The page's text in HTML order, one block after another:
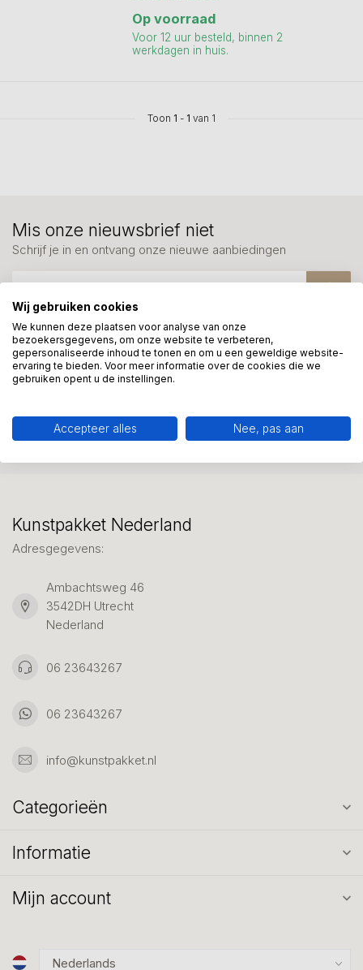
Op voorraad
Voor 12 uur besteld, binnen 2
werkdagen in huis.
Toon 1 - 1 van 1
Meer informatie?
We helpen graag met uw keuze of geven advies, bel of app
ons 7 dagen per week: 06-23643267
Mis onze nieuwsbrief niet
Schrijf je in en ontvang onze nieuwe aanbiedingen
Kunstpakket Nederland
Adresgegevens:
Ambachtsweg 46
3542DH Utrecht
Nederland
06 23643267
06 23643267
info@kunstpakket.nl
Categorieën
Informatie
Mijn account
Wij gebruiken cookies
We kunnen deze plaatsen voor analyse van onze
bezoekersgegevens, om onze website te verbeteren,
gepersonaliseerde inhoud te tonen en om u een geweldige website-
ervaring te bieden. Voor meer informatie over de cookies die we
gebruiken opent u de instellingen.
Accepteer alles Nee, pas aan